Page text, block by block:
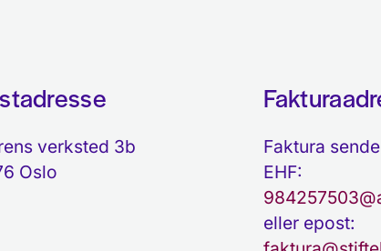
verksted 3b
Oslo
Faktura
EHF:
eller epost: